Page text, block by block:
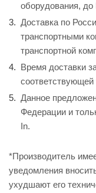
оборудования,
Доставка по
транспортными
транспортной
Время доставки
соответствующей
Данное
Федерации и
In.
*Производитель
уведомления
ухудшают его